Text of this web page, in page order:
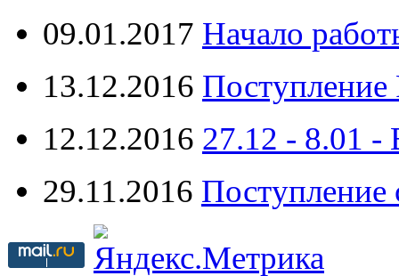
09.01.2017 Начало
13.12.2016 Поступление
12.12.2016 27.12 -
29.11.2016 Поступление